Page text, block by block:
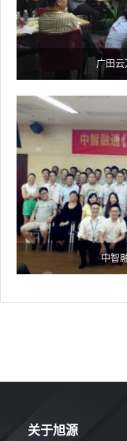
广田云
中智
关于旭源